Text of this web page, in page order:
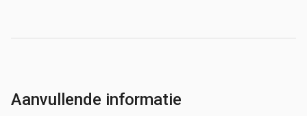
Aanvullende informatie